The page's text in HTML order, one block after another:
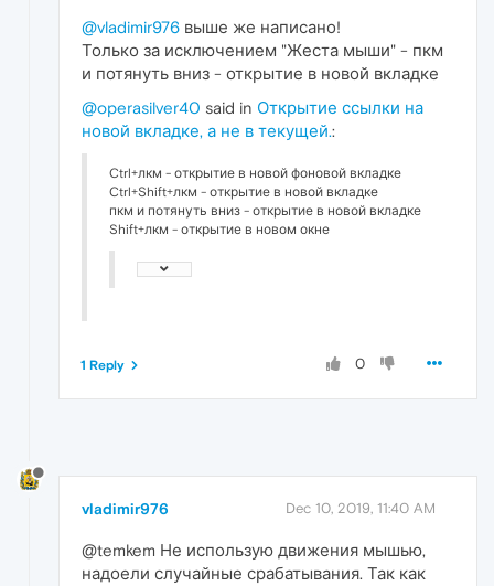
@vladimir976 выше же написано!
Только за исключением "Жеста мыши" - пкм
и потянуть вниз - открытие в новой вкладке
@operasilver40 said in Открытие ссылки на
новой вкладке, а не в текущей.:
Ctrl+лкм - открытие в новой фоновой вкладке
Ctrl+Shift+лкм - открытие в новой вкладке
пкм и потянуть вниз - открытие в новой вкладке
Shift+лкм - открытие в новом окне
0
1 Reply
vladimir976 Dec 10, 2019, 11:40 AM
@temkem Не использую движения мышью,
надоели случайные срабатывания. Так как